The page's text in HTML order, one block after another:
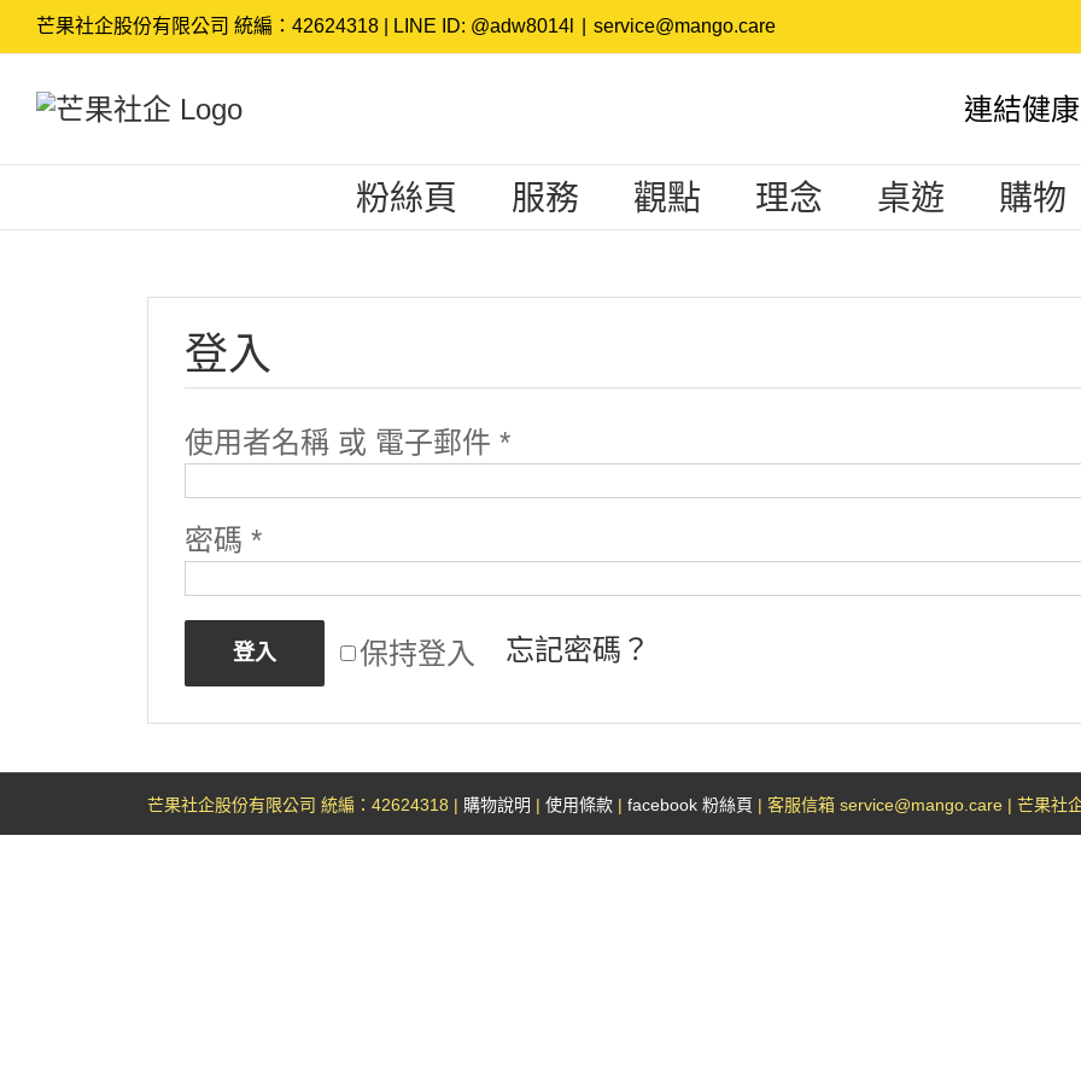
Skip
to
content
芒果社企股份有限公司 統編：42624318 | LINE ID: @adw8014l service@mango.care
連結健
粉絲頁 服務 觀點 理念 桌遊 購物
登入
使用者名稱 或 電子郵件 *
密碼 *
保持登入
登入 忘記密碼？
芒果社企股份有限公司 統編：42624318 | 購物說明 | 使用條款 | facebook 粉絲頁 | 客服信箱 service@mango.care | 芒果社